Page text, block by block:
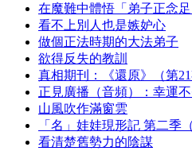
在魔難中體悟「弟子正念
看不上別人也是嫉妒心
做個正法時期的大法弟子
欲得反失的教訓
真相期刊：《還原》（第21
正見廣播（音頻）：幸運
山風吹作滿窗雲
「名」娃娃現形記 第二季（
看清楚舊勢力的陰謀